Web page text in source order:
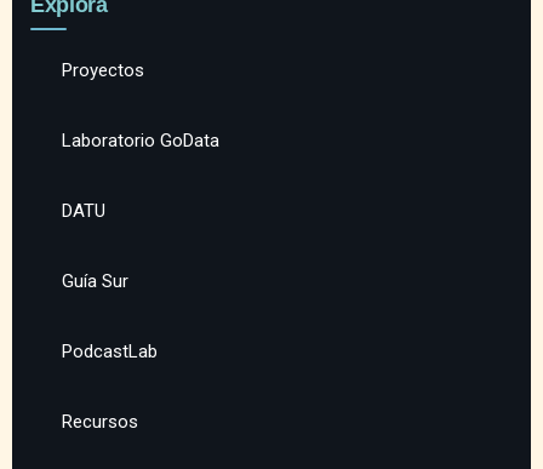
Proyectos
Laboratorio GoData
DATU
Guía Sur
PodcastLab
Recursos